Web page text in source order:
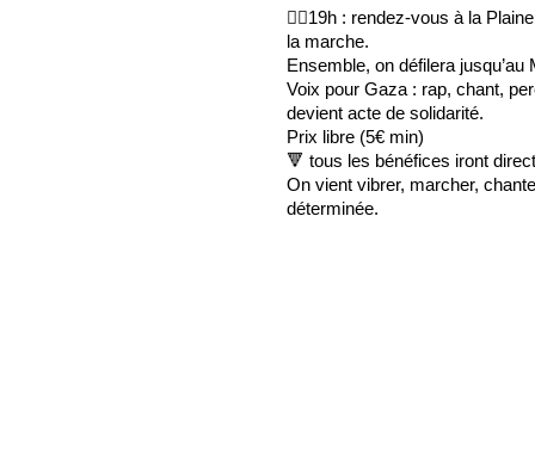
✊🏽19h : rendez-vous à la
la marche.
Ensemble, on défilera
Voix pour Gaza : rap, chant,
devient acte de solidarité.
Prix libre (5€ min)
🔻 tous les bénéfices iront
On vient vibrer, marcher,
déterminée.